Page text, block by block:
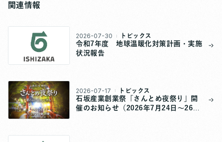
関連情報
2026-07-30 トピックス
令和7年度 地球温暖化対策計画・実施
状況報告
2026-07-17 トピックス
石坂産業創業祭「さんとめ夜祭り」開
催のお知らせ（2026年7月24日～26